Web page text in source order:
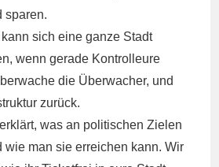
sparen.
sich eine ganze Stadt
wenn gerade Kontrolleure
die Überwacher, und
zurück.
was an politischen Zielen
wie man sie erreichen kann. Wir